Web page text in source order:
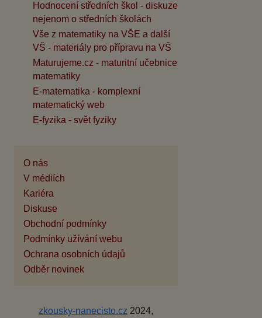
Hodnocení středních škol - diskuze
nejenom o středních školách
Vše z matematiky na VŠE a další
VŠ - materiály pro přípravu na VŠ
Maturujeme.cz - maturitní učebnice
matematiky
E-matematika - komplexní
matematický web
E-fyzika - svět fyziky
O nás
V médiích
Kariéra
Diskuse
Obchodní podmínky
Podmínky užívání webu
Ochrana osobních údajů
Odběr novinek
zkousky-nanecisto.cz 2024,